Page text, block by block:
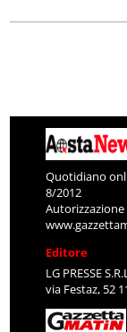
Quotidiano
8/2012
Editore
LG PRESSE
via Festaz, 52